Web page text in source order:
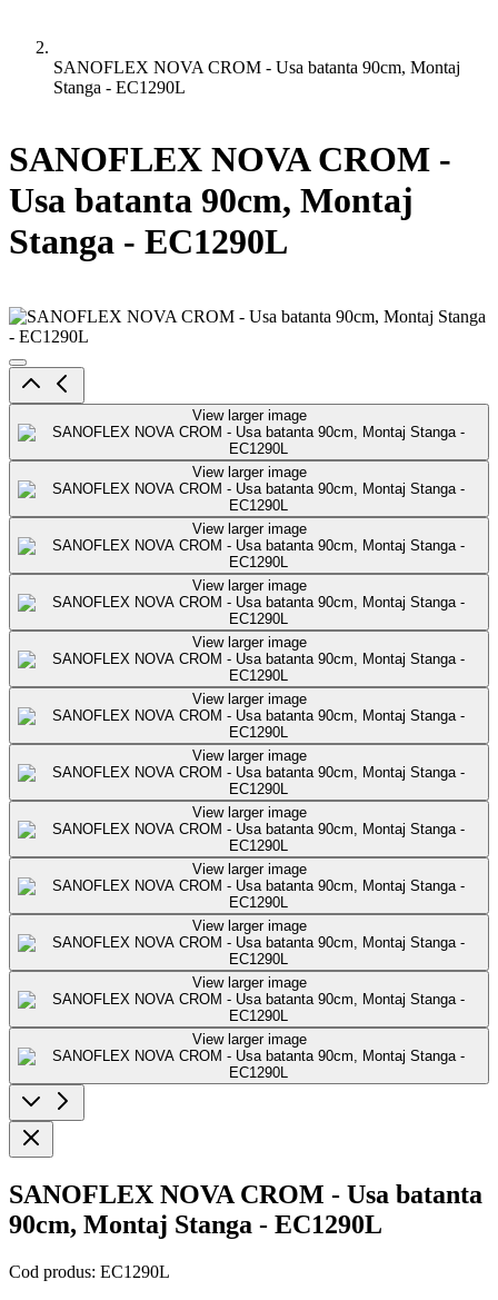
SANOFLEX NOVA CROM - Usa batanta 90cm, Montaj
Stanga - EC1290L
SANOFLEX NOVA CROM -
Usa batanta 90cm, Montaj
Stanga - EC1290L
View larger image
View larger image
View larger image
View larger image
View larger image
View larger image
View larger image
View larger image
View larger image
View larger image
View larger image
View larger image
SANOFLEX NOVA CROM - Usa batanta
90cm, Montaj Stanga - EC1290L
Cod produs: EC1290L